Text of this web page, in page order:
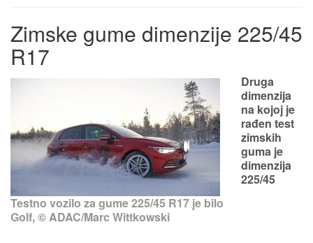
Zimske gume dimenzije 225/45
R17
Testno vozilo za gume 225/45 R17 je bilo
Golf, © ADAC/Marc Wittkowski
Druga
dimenzija
na kojoj je
rađen test
zimskih
guma je
dimenzija
225/45